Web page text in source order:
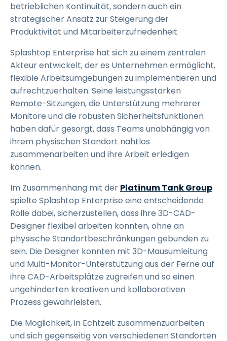
betrieblichen Kontinuität, sondern auch ein
strategischer Ansatz zur Steigerung der
Produktivität und Mitarbeiterzufriedenheit.
Splashtop Enterprise hat sich zu einem zentralen
Akteur entwickelt, der es Unternehmen ermöglicht,
flexible Arbeitsumgebungen zu implementieren und
aufrechtzuerhalten. Seine leistungsstarken
Remote-Sitzungen, die Unterstützung mehrerer
Monitore und die robusten Sicherheitsfunktionen
haben dafür gesorgt, dass Teams unabhängig von
ihrem physischen Standort nahtlos
zusammenarbeiten und ihre Arbeit erledigen
können.
Im Zusammenhang mit der Platinum Tank Group
spielte Splashtop Enterprise eine entscheidende
Rolle dabei, sicherzustellen, dass ihre 3D-CAD-
Designer flexibel arbeiten konnten, ohne an
physische Standortbeschränkungen gebunden zu
sein. Die Designer konnten mit 3D-Mausumleitung
und Multi-Monitor-Unterstützung aus der Ferne auf
ihre CAD-Arbeitsplätze zugreifen und so einen
ungehinderten kreativen und kollaborativen
Prozess gewährleisten.
Die Möglichkeit, in Echtzeit zusammenzuarbeiten
und sich gegenseitig von verschiedenen Standorten